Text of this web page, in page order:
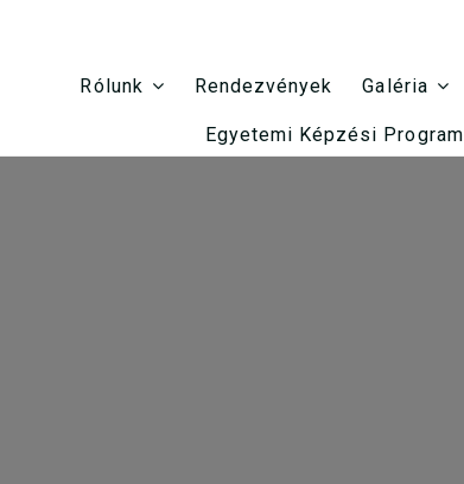
Rólunk
Rendezvények Galéria
Egyetemi Képzési Program